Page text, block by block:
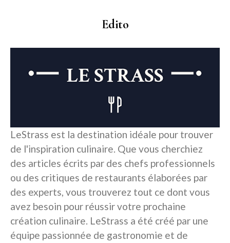
Edito
LeStrass est la destination idéale pour trouver
de l'inspiration culinaire. Que vous cherchiez
des articles écrits par des chefs professionnels
ou des critiques de restaurants élaborées par
des experts, vous trouverez tout ce dont vous
avez besoin pour réussir votre prochaine
création culinaire. LeStrass a été créé par une
équipe passionnée de gastronomie et de